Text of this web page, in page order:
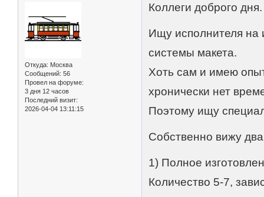
Откуда: Москва
Сообщений: 56
Провел на форуме:
3 дня 12 часов
Последний визит:
2026-04-04 13:11:15
Коллеги доброго дня.
Ищу исполнителя на
системы макета.
Хоть сам и имею
хронически нет
Поэтому ищу
Собственно вижу
1) Полное
Количество 5-7,